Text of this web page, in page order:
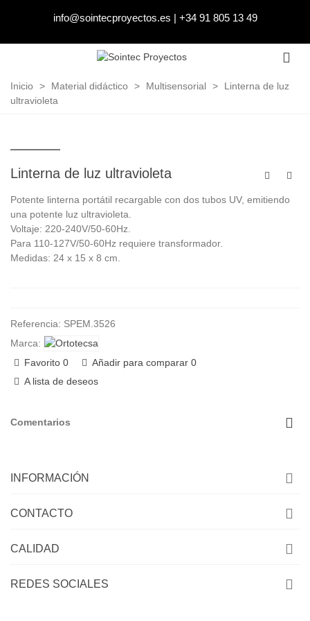
info@sointecproyectos.es | +34 91 805 13 49
Inicio > Material didáctico > Multisensorial >
Linterna de luz
ultravioleta
Linterna de luz ultravioleta
Potente linterna portátil recargable con dos tubos UV, emitiendo
una potente luz ultravioleta.
Voltaje: 220-240V/50-60Hz.
Para 110-127V/50-60Hz requiere transformador.
Medidas: 24 x 15 x 8 cm.
Referencia: SPEM.3526
Marca:
Favorito 0 Añadir para comparar 0
A lista de deseos
Comentarios
INFORMACIÓN
CONTACTO
CALIDAD
REDES SOCIALES